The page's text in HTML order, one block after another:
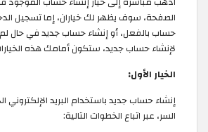
الصفحة، سوف يظهر لك خياران، إما تسجيل
حساب بالفعل، أو إنشاء حساب جديد في حال
لإنشاء حساب جديد، ستكون أمامك هذه
الخيار الأول:
إنشاء حساب جديد باستخدام البريد
السر، عبر اتباع الخطوات التالية: